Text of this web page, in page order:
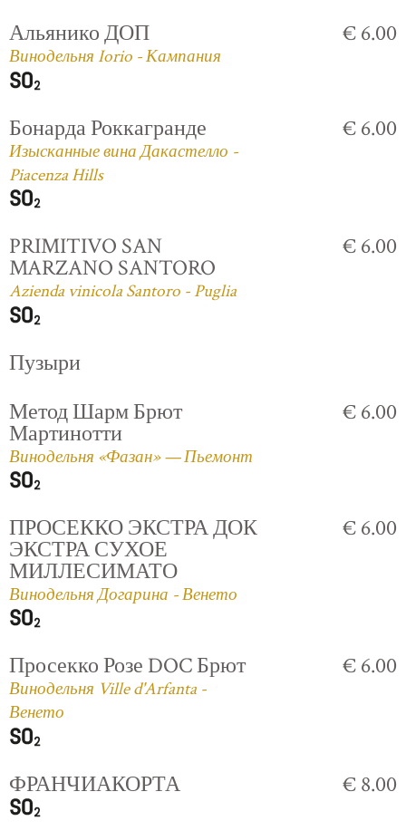
Альянико ДОП
Винодельня Iorio - Кампания
€ 6.00
Бонарда Роккагранде
Изысканные вина Дакастелло -
Piacenza Hills
€ 6.00
PRIMITIVO SAN
MARZANO SANTORO
Azienda vinicola Santoro - Puglia
€ 6.00
Пузыри
Метод Шарм Брют
Мартинотти
Винодельня «Фазан» — Пьемонт
€ 6.00
ПРОСЕККО ЭКСТРА ДОК
ЭКСТРА СУХОЕ
МИЛЛЕСИМАТО
Винодельня Догарина - Венето
€ 6.00
Просекко Розе DOC Брют
Винодельня Ville d'Arfanta -
Венето
€ 6.00
ФРАНЧИАКОРТА € 8.00